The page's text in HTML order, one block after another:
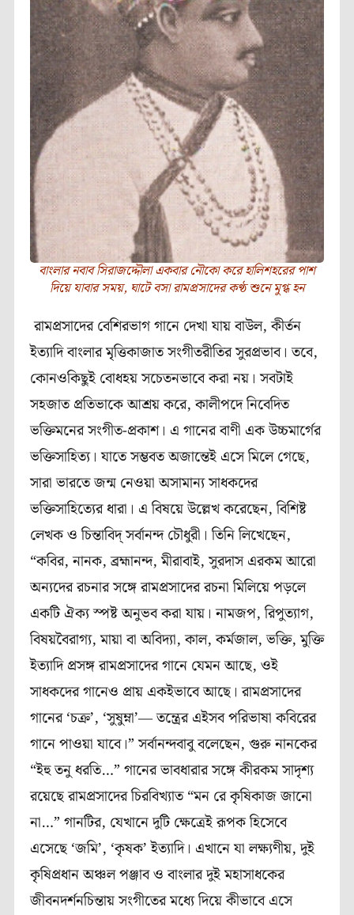
বাংলার নবাব সিরাজদ্দৌলা একবার নৌকো করে হালিশহরের পাশ
দিয়ে যাবার সময়, ঘাটে বসা রামপ্রসাদের কণ্ঠ শুনে মুগ্ধ হন
রামপ্রসাদের বেশিরভাগ গানে দেখা যায় বাউল, কীর্তন
ইত‍্যাদি বাংলার মৃত্তিকাজাত সংগীতরীতির সুরপ্রভাব। তবে,
কোনওকিছুই বোধহয় সচেতনভাবে করা নয়। সবটাই
সহজাত প্রতিভাকে আশ্রয় করে, কালীপদে নিবেদিত
ভক্তিমনের সংগীত-প্রকাশ। এ গানের বাণী এক উচ্চমার্গের
ভক্তিসাহিত‍্য। যাতে সম্ভবত অজান্তেই এসে মিলে গেছে,
সারা ভারতে জন্ম নেওয়া অসামান্য সাধকদের
ভক্তিসাহিত‍্যের ধারা। এ বিষয়ে উল্লেখ করেছেন, বিশিষ্ট
লেখক ও চিন্তাবিদ্ সর্বানন্দ চৌধুরী। তিনি লিখেছেন,
“কবির, নানক, ব্রহ্মানন্দ, মীরাবাই, সুরদাস এরকম আরো
অন‍্যদের রচনার সঙ্গে রামপ্রসাদের রচনা মিলিয়ে পড়লে
একটি ঐক‍্য স্পষ্ট অনুভব করা যায়। নামজপ, রিপুত‍্যাগ,
বিষয়বৈরাগ‍্য, মায়া বা অবিদ‍্যা, কাল, কর্মজাল, ভক্তি, মুক্তি
ইত্যাদি প্রসঙ্গ রামপ্রসাদের গানে যেমন আছে, ওই
সাধকদের গানেও প্রায় একইভাবে আছে। রামপ্রসাদের
গানের ‘চক্র’, ‘সুষুম্না’― তন্ত্রের এইসব পরিভাষা কবিরের
গানে পাওয়া যাবে।” সর্বানন্দবাবু বলেছেন, গুরু নানকের
“ইহু তনু ধরতি…” গানের ভাবধারার সঙ্গে কীরকম সাদৃশ্য
রয়েছে রামপ্রসাদের চিরবিখ‍্যাত “মন রে কৃষিকাজ জানো
না…” গানটির, যেখানে দুটি ক্ষেত্রেই রূপক হিসেবে
এসেছে ‘জমি’, ‘কৃষক’ ইত‍্যাদি। এখানে যা লক্ষ‍্যণীয়, দুই
কৃষিপ্রধান অঞ্চল পঞ্জাব ও বাংলার দুই মহাসাধকের
জীবনদর্শনচিন্তায় সংগীতের মধ্যে দিয়ে কীভাবে এসে